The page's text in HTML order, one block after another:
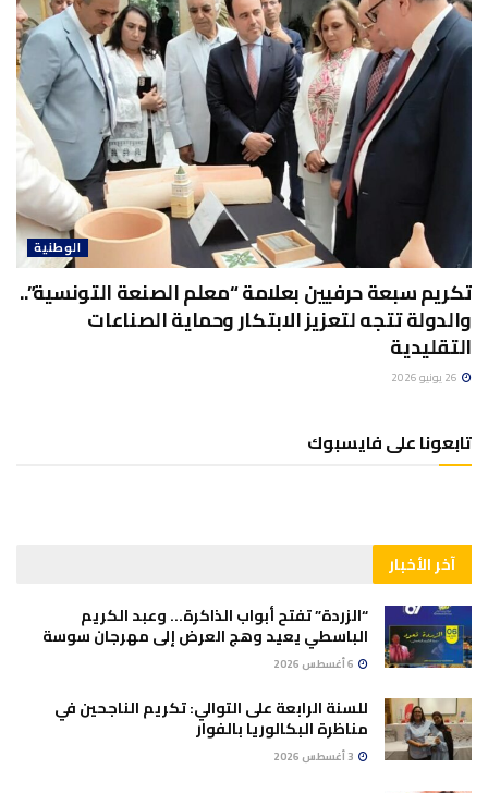
الوطنية
تكريم سبعة حرفيين بعلامة “معلم الصنعة التونسية”..
والدولة تتجه لتعزيز الابتكار وحماية الصناعات
التقليدية
تابعونا على فايسبوك
آخر الأخبار
“الزردة” تفتح أبواب الذاكرة… وعبد الكريم
الباسطي يعيد وهج العرض إلى مهرجان سوسة
للسنة الرابعة على التوالي: تكريم الناجحين في
مناظرة البكالوريا بالفوار